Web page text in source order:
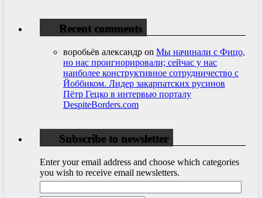
Recent comments
воробьёв александр on Мы начинали с Фицо,
но нас проигнорировали; сейчас у нас
наиболее конструктивное сотрудничество с
Йоббиком. Лидер закарпатских русинов
Пётр Гецко в интервью порталу
DespiteBorders.com
Subscribe to newsletter
Enter your email address and choose which categories
you wish to receive email newsletters.